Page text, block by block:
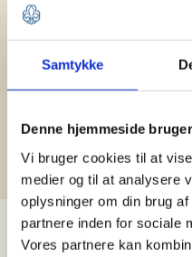
Samtykke
Denne hjemmeside
Vi bruger cookies til at
medier og til at analysere
oplysninger om din brug
partnere inden for sociale
Vores partnere kan
Hjælp til
Medlemshåndtering
Nyheder